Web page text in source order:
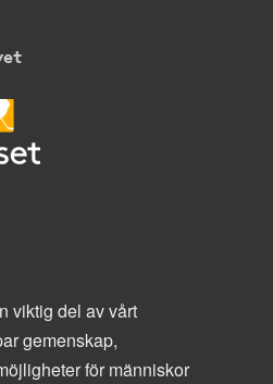
viktig del av vårt
gemenskap,
för människor